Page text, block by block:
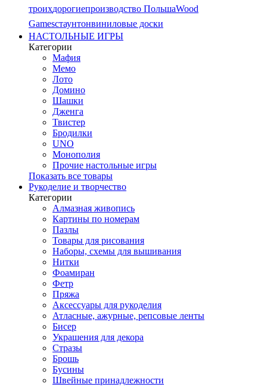
троихдорогиепроизводство ПольшаWood
Gamesстаунтонвиниловые доски
НАСТОЛЬНЫЕ ИГРЫ
Категории
Мафия
Мемо
Лото
Домино
Шашки
Дженга
Твистер
Бродилки
UNO
Монополия
Прочие настольные игры
Показать все товары
Рукоделие и творчество
Категории
Алмазная живопись
Картины по номерам
Пазлы
Товары для рисования
Наборы, схемы для вышивания
Нитки
Фоамиран
Фетр
Пряжа
Аксессуары для рукоделия
Атласные, ажурные, репсовые ленты
Бисер
Украшения для декора
Стразы
Брошь
Бусины
Швейные принадлежности